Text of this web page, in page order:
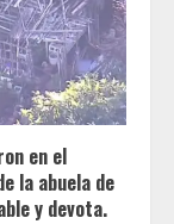
en el
la abuela de
y devota.